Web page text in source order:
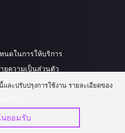
นดในการให้บริการ
ยความเป็นส่วนตัว
านของคุณ
และปรับปรุงการใช้งาน รายละเอียดของ
ยอมรับ